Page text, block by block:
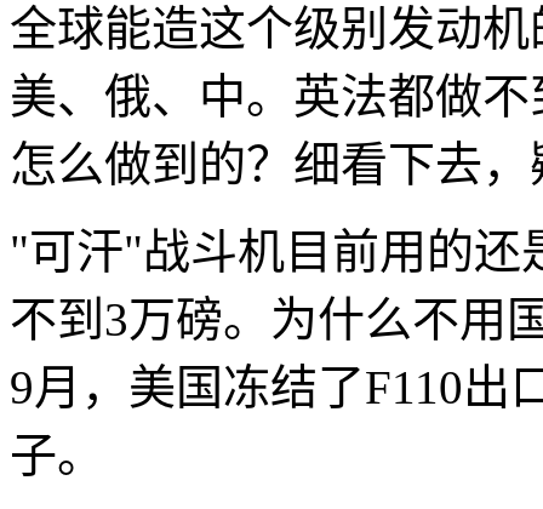
全球能造这个级别发动
美、俄、中。英法都做
怎么做到的？细看下去
"可汗"战斗机目前用的还
不到3万磅。为什么不用
9月，美国冻结了F110出
子。